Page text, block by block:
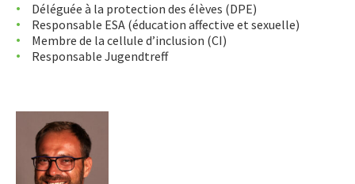
Déléguée à la protection des élèves (DPE)
Responsable ESA (éducation affective et sexuelle)
Membre de la cellule d’inclusion (CI)
Responsable Jugendtreff